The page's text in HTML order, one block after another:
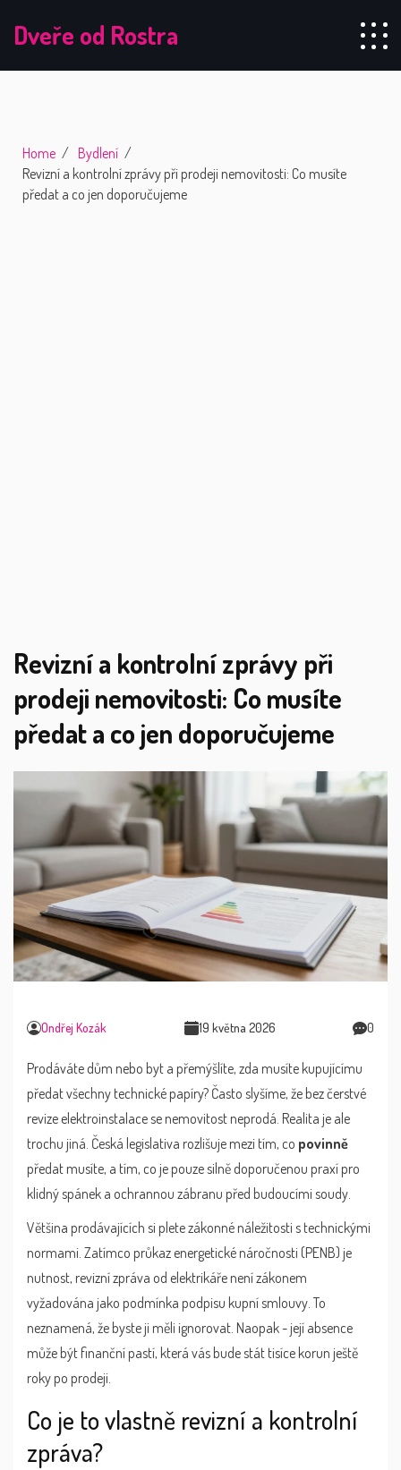
Dveře od Rostra
Home
Bydlení
Revizní a kontrolní zprávy při prodeji nemovitosti: Co musíte
předat a co jen doporučujeme
Revizní a kontrolní zprávy při
prodeji nemovitosti: Co musíte
předat a co jen doporučujeme
Ondřej Kozák 19 května 2026 0
Prodáváte dům nebo byt a přemýšlíte, zda musíte kupujícímu
předat všechny technické papíry? Často slyšíme, že bez čerstvé
revize elektroinstalace se nemovitost neprodá. Realita je ale
trochu jiná. Česká legislativa rozlišuje mezi tím, co povinně
předat musíte, a tím, co je pouze silně doporučenou praxí pro
klidný spánek a ochrannou zábranu před budoucími soudy.
Většina prodávajících si plete zákonné náležitosti s technickými
normami. Zatímco průkaz energetické náročnosti (PENB) je
nutnost, revizní zpráva od elektrikáře není zákonem
vyžadována jako podmínka podpisu kupní smlouvy. To
neznamená, že byste ji měli ignorovat. Naopak - její absence
může být finanční pastí, která vás bude stát tisíce korun ještě
roky po prodeji.
Co je to vlastně revizní a kontrolní
zpráva?